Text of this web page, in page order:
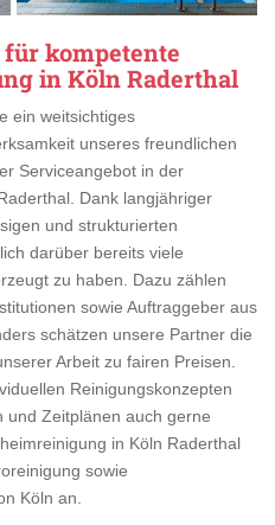
kompetente
in Köln Raderthal
ein weitsichtiges
unseres freundlichen
Serviceangebot in der
Dank langjähriger
und strukturierten
darüber bereits viele
zu haben. Dazu zählen
sowie Auftraggeber aus
schätzen unsere Partner die
Arbeit zu fairen Preisen.
Reinigungskonzepten
und Zeitplänen auch gerne
in Köln Raderthal
sowie
Köln an.